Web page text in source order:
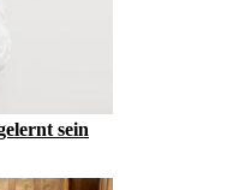
sein